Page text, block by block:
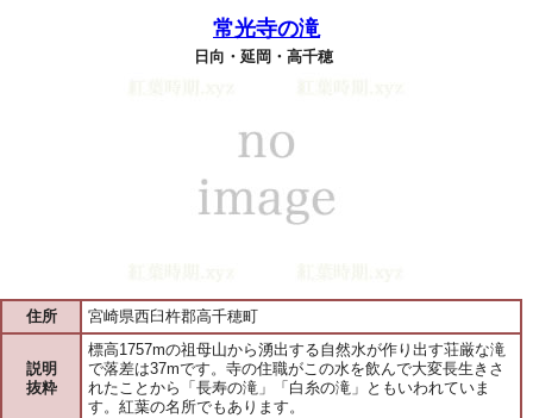
常光寺の滝
日向・延岡・高千穂
住所 宮崎県西臼杵郡高千穂町
説明
抜粋
標高1757mの祖母山から湧出する自然水が作り出す荘厳な滝
で落差は37mです。寺の住職がこの水を飲んで大変長生きさ
れたことから「長寿の滝」「白糸の滝」ともいわれていま
す。紅葉の名所でもあります。